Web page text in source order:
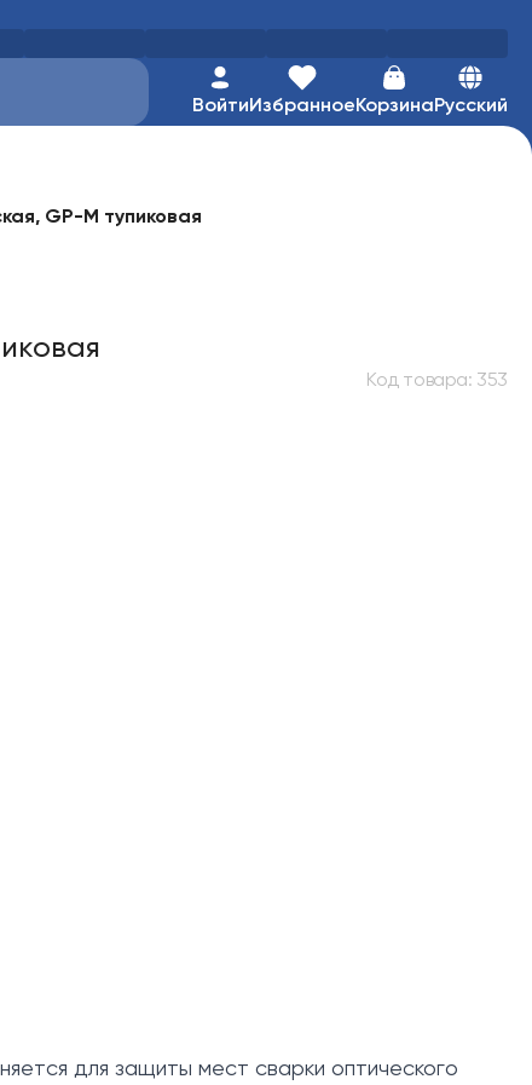
ВойтиИзбранноеКорзинаРусский
GP-М тупиковая
Код товара: 353
для защиты мест сварки оптического